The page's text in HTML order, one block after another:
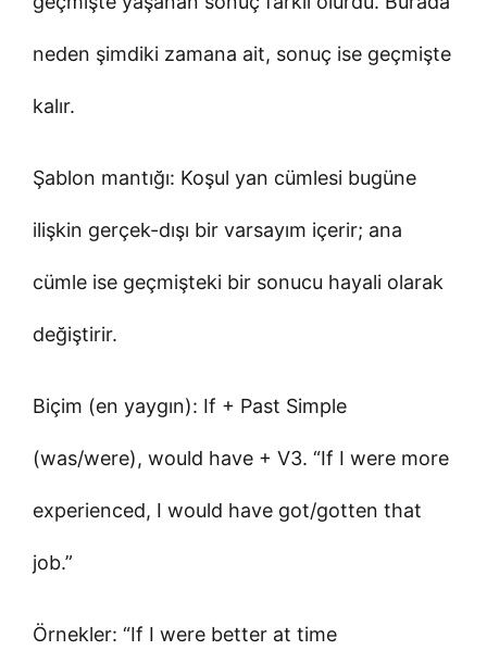
neden şimdiki zamana ait, sonuç ise geçmişte
kalır.
Şablon mantığı: Koşul yan cümlesi bugüne
ilişkin gerçek-dışı bir varsayım içerir; ana
cümle ise geçmişteki bir sonucu hayali olarak
değiştirir.
Biçim (en yaygın): If + Past Simple
(was/were), would have + V3. “If I were more
experienced, I would have got/gotten that
job.”
Örnekler: “If I were better at time